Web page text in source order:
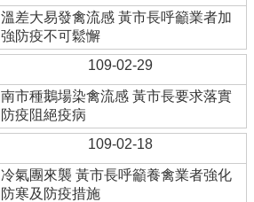
溫差大易發禽流感 黃市長呼籲業者加
強防疫不可鬆懈
109-02-29
南市種鵝場染禽流感 黃市長要求落實
防疫阻絕疫病
109-02-18
冷氣團來襲 黃市長呼籲養禽業者強化
防寒及防疫措施